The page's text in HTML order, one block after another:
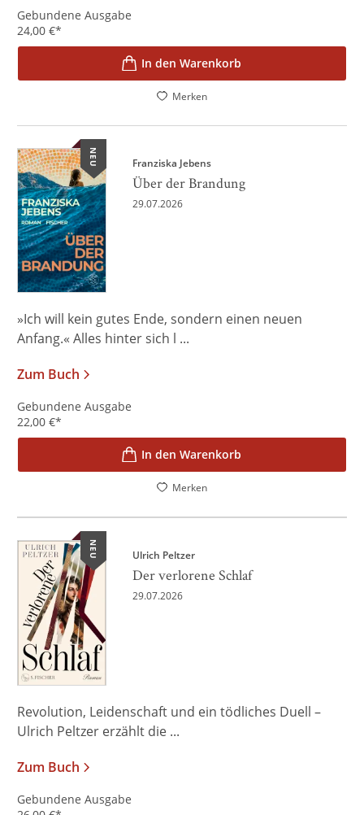
Gebundene Ausgabe
24,00 €*
In den Warenkorb
Merken
NEU Franziska Jebens
Über der Brandung
29.07.2026
»Ich will kein gutes Ende, sondern einen neuen
Anfang.« Alles hinter sich l ...
Zum Buch
Gebundene Ausgabe
22,00 €*
In den Warenkorb
Merken
NEU Ulrich Peltzer
Der verlorene Schlaf
29.07.2026
Revolution, Leidenschaft und ein tödliches Duell –
Ulrich Peltzer erzählt die ...
Zum Buch
Gebundene Ausgabe